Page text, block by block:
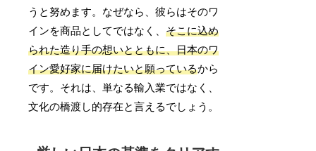
うと努めます。なぜなら、彼らはそのワ
インを商品としてではなく、そこに込め
られた造り手の想いとともに、日本のワ
イン愛好家に届けたいと願っているから
です。それは、単なる輸入業ではなく、
文化の橋渡し的存在と言えるでしょう。